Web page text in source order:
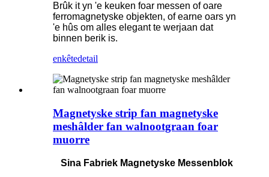
Brûk it yn 'e keuken foar messen of oare
ferromagnetyske objekten, of earne oars yn
'e hûs om alles elegant te werjaan dat
binnen berik is.
enkêtedetail
Magnetyske strip fan magnetyske
meshâlder fan walnootgraan foar
muorre
Sina Fabriek Magnetyske Messenblok